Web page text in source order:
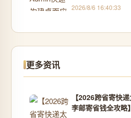
2026/8/6 16:40:33
更多资讯
【2026跨省寄快
李邮寄省钱全攻略